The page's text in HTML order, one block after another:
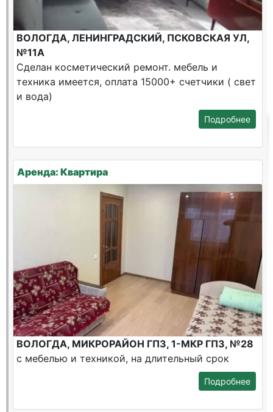
ВОЛОГДА, ЛЕНИНГРАДСКИЙ, ПСКОВСКАЯ УЛ,
№11А
Сделан косметический ремонт. мебель и
техника имеется, оплата 15000+ счетчики ( свет
и вода)
Подробнее
Аренда: Квартира
ВОЛОГДА, МИКРОРАЙОН ГПЗ, 1-МКР ГПЗ, №28
с мебелью и техникой, на длительный срок
Подробнее